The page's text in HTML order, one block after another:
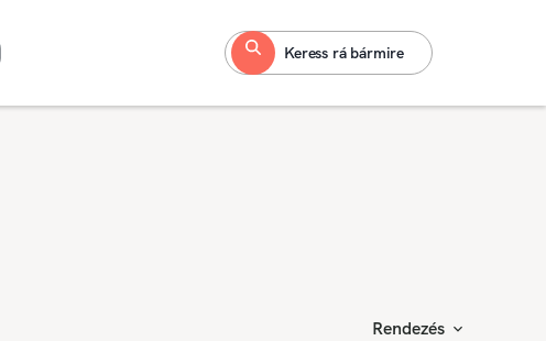
Keress rá bármire
Rendezés